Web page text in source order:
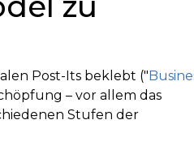
Post-Its beklebt ("
– vor allem das
Stufen der